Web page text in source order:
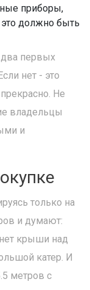
приборы,
это должно быть
два первых
нет - это
Не
владельцы
и
только на
и думают:
нет крыши над
катер. И
метров с